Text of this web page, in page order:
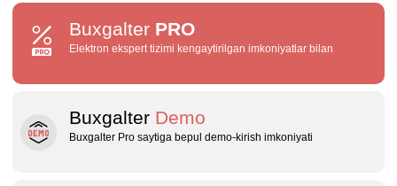
Buxgalter PRO
Elektron ekspert tizimi kengaytirilgan imkoniyatlar bilan
Buxgalter Demo
Buxgalter Pro saytiga bepul demo‑kirish imkoniyati